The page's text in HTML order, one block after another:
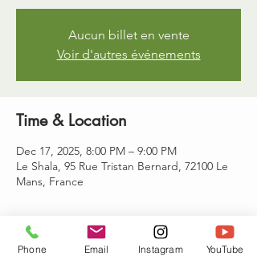
Aucun billet en vente
Voir d'autres événements
Time & Location
Dec 17, 2025, 8:00 PM – 9:00 PM
Le Shala, 95 Rue Tristan Bernard, 72100 Le
Mans, France
Guests
Phone Email Instagram YouTube